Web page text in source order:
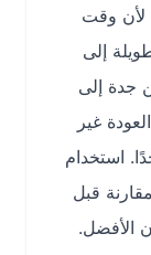
غير
قبل